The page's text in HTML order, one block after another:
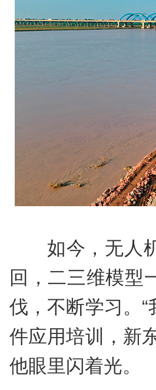
如今，无人
回，二三维模型
伐，不断学习。
件应用培训，新
他眼里闪着光。